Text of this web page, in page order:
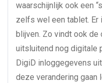
waarschijnlijk ook een
zelfs wel een tablet.
blijven. Zo vindt ook
uitsluitend nog digitale
DigiD inloggegevens
deze verandering